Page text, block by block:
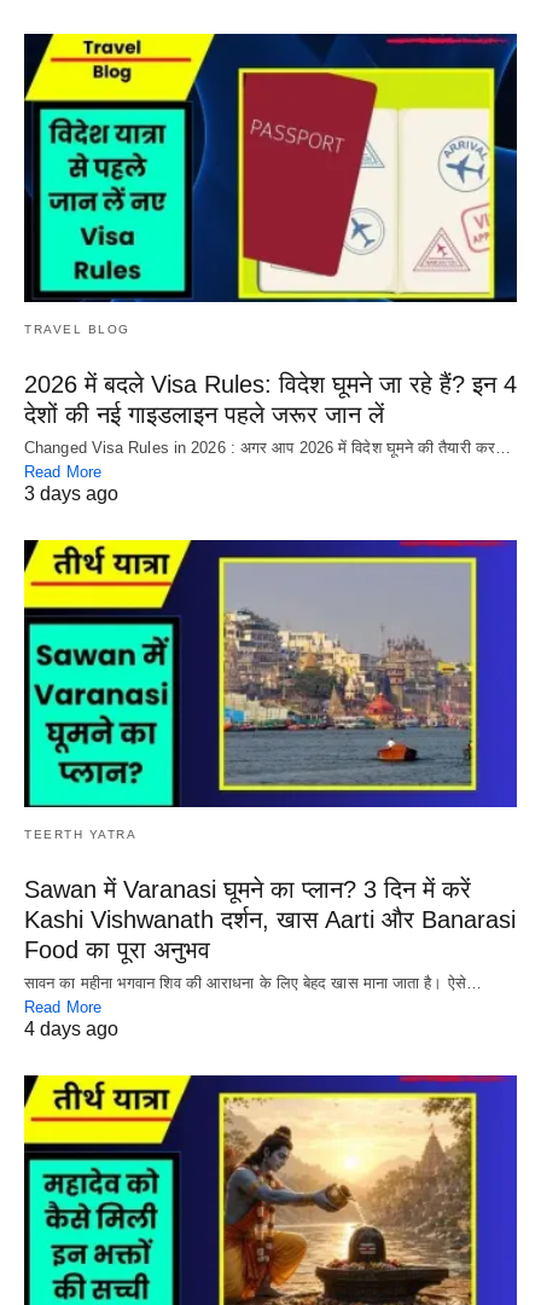
TRAVEL BLOG
2026 में बदले Visa Rules: विदेश घूमने जा रहे हैं? इन 4
देशों की नई गाइडलाइन पहले जरूर जान लें
Changed Visa Rules in 2026 : अगर आप 2026 में विदेश घूमने की तैयारी कर…
Read More
3 days ago
TEERTH YATRA
Sawan में Varanasi घूमने का प्लान? 3 दिन में करें
Kashi Vishwanath दर्शन, खास Aarti और Banarasi
Food का पूरा अनुभव
सावन का महीना भगवान शिव की आराधना के लिए बेहद खास माना जाता है। ऐसे…
Read More
4 days ago